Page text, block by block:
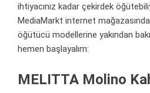
ihtiyacınız kadar çekirdek
MediaMarkt internet
öğütücü modellerine yakından
hemen başlayalım:
MELITTA Molino